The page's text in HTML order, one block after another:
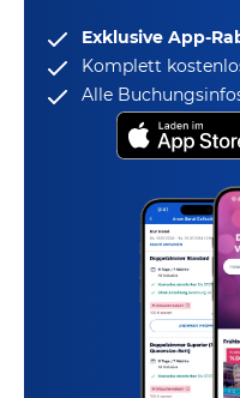
Exklusive App-
Komplett
Alle